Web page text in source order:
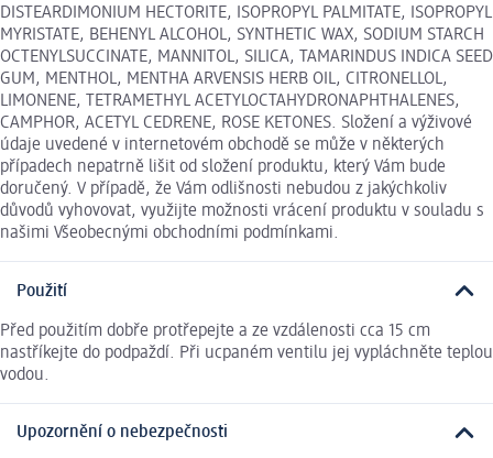
DISTEARDIMONIUM HECTORITE, ISOPROPYL PALMITATE, ISOPROPYL
MYRISTATE, BEHENYL ALCOHOL, SYNTHETIC WAX, SODIUM STARCH
OCTENYLSUCCINATE, MANNITOL, SILICA, TAMARINDUS INDICA SEED
GUM, MENTHOL, MENTHA ARVENSIS HERB OIL, CITRONELLOL,
LIMONENE, TETRAMETHYL ACETYLOCTAHYDRONAPHTHALENES,
CAMPHOR, ACETYL CEDRENE, ROSE KETONES. Složení a výživové
údaje uvedené v internetovém obchodě se může v některých
případech nepatrně lišit od složení produktu, který Vám bude
doručený. V případě, že Vám odlišnosti nebudou z jakýchkoliv
důvodů vyhovovat, využijte možnosti vrácení produktu v souladu s
našimi Všeobecnými obchodními podmínkami.
Použití
Před použitím dobře protřepejte a ze vzdálenosti cca 15 cm
nastříkejte do podpaždí. Při ucpaném ventilu jej vypláchněte teplou
vodou.
Upozornění o nebezpečnosti